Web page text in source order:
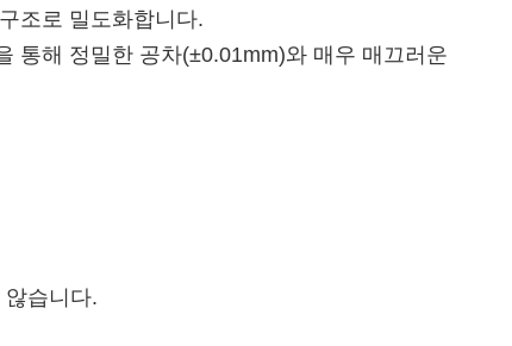
조로 밀도화합니다.
통해 정밀한 공차(±0.01mm)와 매우 매끄러운
습니다.